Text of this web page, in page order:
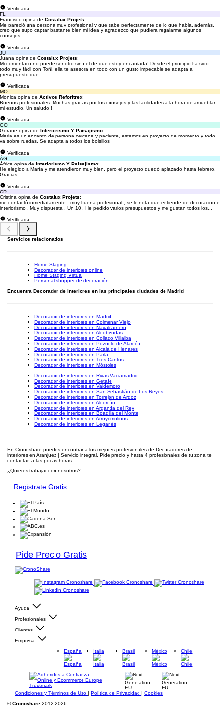
Verificada
FL
Francisco opina de Costalux Projets:
Me pareció una persona muy profesional y que sabe perfectamente de lo que habla, además,
creo que supo captar bastante bien mi idea y agradezco que pudiera regalarme algunos
consejos.
Verificada
JU
Juana opina de Costalux Projets:
Mi comentario no puede ser otro sino el de que estoy encantada! Desde el principio ha sido
todo muy fácil con Toñi, ella te asesora en todo con un gusto impecable se adapta al
presupuesto que...
Verificada
MO
Monica opina de Activos Reforitrex:
Buenos profesionales. Muchas gracias por los consejos y las facilidades a la hora de amueblar
mi estudio. Un saludo !
Verificada
GO
Gorane opina de Interiorismo Y Paisajismo:
Maria es un encanto de persona cercana y paciente, estamos en proyecto de momento y todo
va sobre ruedas. Se adapta a todos los bolsillos,
Verificada
ÀG
Àfrica opina de Interiorismo Y Paisajismo:
He elegido a María y me atendieron muy bien, pero el proyecto quedó aplazado hasta febrero.
Gracias
Verificada
CR
Cristina opina de Costalux Projets:
me contactò inmediatamente , muy buena profesional , se le nota que entiende de decoracion e
interiorismo . Muy dispuesta . Un 10 . He pedido varios presupuestos y me gustan todos los...
Verificada
Servicios relacionados
Home Staging
Decorador de interiores online
Home Staging Virtual
Personal shopper de decoración
Encuentra Decorador de interiores en las principales ciudades de Madrid
Decorador de interiores en Madrid
Decorador de interiores en Colmenar Viejo
Decorador de interiores en Navalcarnero
Decorador de interiores en Alcobendas
Decorador de interiores en Collado Villalba
Decorador de interiores en Pozuelo de Alarcón
Decorador de interiores en Alcalá de Henares
Decorador de interiores en Parla
Decorador de interiores en Tres Cantos
Decorador de interiores en Móstoles
Decorador de interiores en Rivas-Vaciamadrid
Decorador de interiores en Getafe
Decorador de interiores en Valdemoro
Decorador de interiores en San Sebastián de Los Reyes
Decorador de interiores en Torrejón de Ardoz
Decorador de interiores en Alcorcón
Decorador de interiores en Arganda del Rey
Decorador de interiores en Boadilla del Monte
Decorador de interiores en Arroyomolinos
Decorador de interiores en Leganés
En Cronoshare puedes encontrar a los mejores profesionales de Decoradores de
interiores en Aranjuez | Servicio integral. Pide precio y hasta 4 profesionales de tu zona te
contactan a las pocas horas.
¿Quieres trabajar con nosotros?
Regístrate Gratis
Pide Precio Gratis
Ayuda
Profesionales
Clientes
Empresa
España
Italia Brasil México Chile
Condiciones y Términos de Uso | Política de Privacidad | Cookies
©Cronoshare 2012-2026